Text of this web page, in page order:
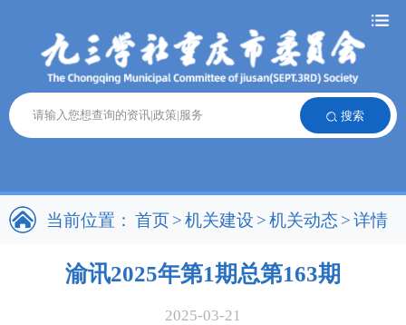
搜索
当前位置： 首页> 机关建设 > 机关动态 > 详情
渝讯2025年第1期总第163期
2025-03-21